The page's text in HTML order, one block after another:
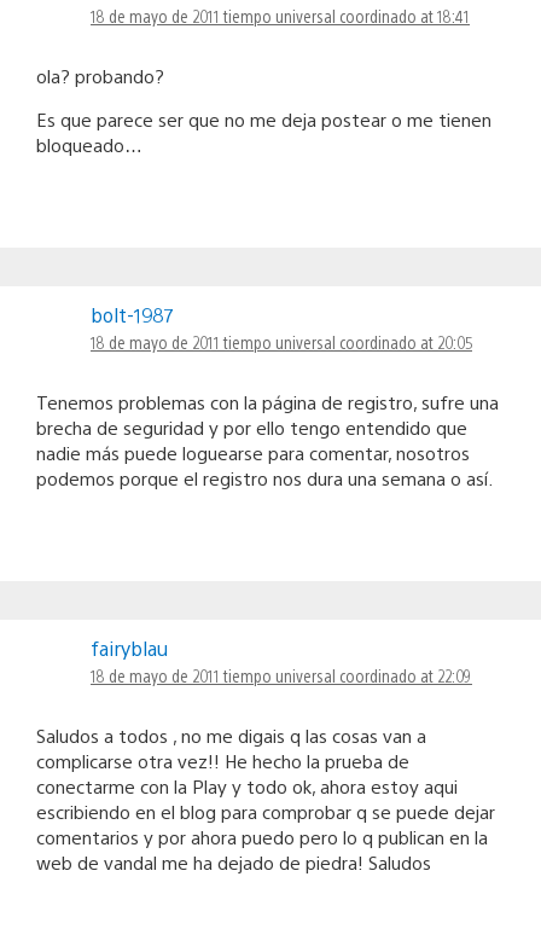
18 de mayo de 2011 tiempo universal coordinado at 18:41
ola? probando?
Es que parece ser que no me deja postear o me tienen
bloqueado…
bolt-1987
18 de mayo de 2011 tiempo universal coordinado at 20:05
Tenemos problemas con la página de registro, sufre una
brecha de seguridad y por ello tengo entendido que
nadie más puede loguearse para comentar, nosotros
podemos porque el registro nos dura una semana o así.
fairyblau
18 de mayo de 2011 tiempo universal coordinado at 22:09
Saludos a todos , no me digais q las cosas van a
complicarse otra vez!! He hecho la prueba de
conectarme con la Play y todo ok, ahora estoy aqui
escribiendo en el blog para comprobar q se puede dejar
comentarios y por ahora puedo pero lo q publican en la
web de vandal me ha dejado de piedra! Saludos